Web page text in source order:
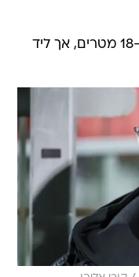
פדידה המחליף חטף כדור ובעט מ-18 מטרים, אך ליד